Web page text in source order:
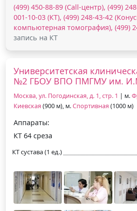
(499) 450-88-89 (Call-центр), (499)
001-10-03 (КТ), (499) 248-43-42
компьютерная томография), (499)
запись на КТ
Университетская
№2 ГБОУ ВПО ПМГМУ им.
Москва, ул. Погодинская, д. 1, стр. 1 | м.
Киевская (900 м), м.Спортивная (1000 м)
Аппараты:
КТ 64 среза
КТ сустава (1 ед.)